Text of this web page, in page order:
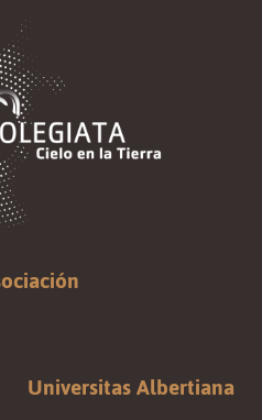
Universitas Albertiana